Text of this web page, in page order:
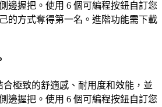
邊握把。使用 6 個可編程按鈕自訂您
的方式奪得第一名。進階功能需下載
合極致的舒適感、耐用度和效能，並
邊握把。使用 6 個可編程按鈕自訂您